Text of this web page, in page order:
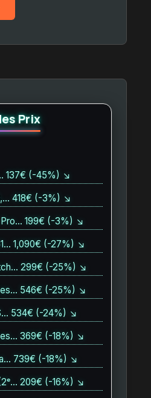
Prix
137€ (-45%) ↘
418€ (-3%) ↘
Pro… 199€ (-3%) ↘
1,090€ (-27%) ↘
299€ (-25%) ↘
546€ (-25%) ↘
534€ (-24%) ↘
369€ (-18%) ↘
739€ (-18%) ↘
209€ (-16%) ↘